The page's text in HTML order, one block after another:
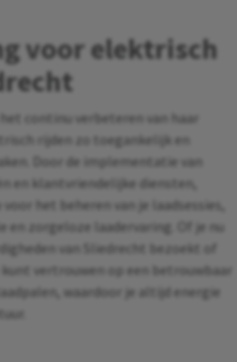
voor elektrisch
continu verbeteren van haar
rijden zo toegankelijk en
Door de implementatie van
en klantvriendelijke diensten,
het beheren van je laadsessies,
en zorgeloze laadervaring. Of je nu
van Sliedrecht bezoekt of
vertrouwen op een betrouwbaar
waardoor je altijd energie